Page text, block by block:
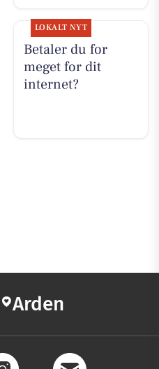
LOKALT NYT
Betaler du for
meget for dit
internet?
Arden